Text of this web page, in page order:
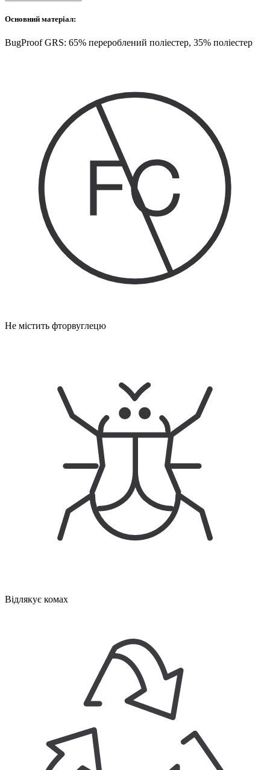
Основний матеріал:
BugProof GRS: 65% перероблений поліестер, 35% поліестер
Не містить фторвуглецю
Відлякує комах